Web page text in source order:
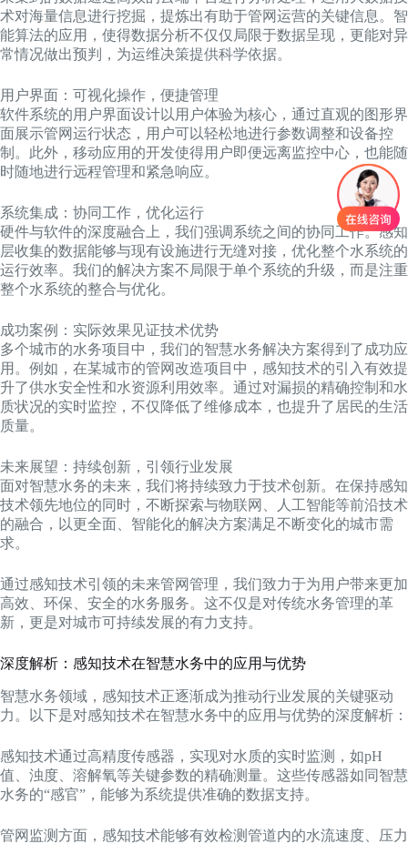
术对海量信息进行挖掘，提炼出有助于管网运营的关键信息。智
能算法的应用，使得数据分析不仅仅局限于数据呈现，更能对异
常情况做出预判，为运维决策提供科学依据。
用户界面：可视化操作，便捷管理
软件系统的用户界面设计以用户体验为核心，通过直观的图形界
面展示管网运行状态，用户可以轻松地进行参数调整和设备控
制。此外，移动应用的开发使得用户即便远离监控中心，也能随
时随地进行远程管理和紧急响应。
系统集成：协同工作，优化运行
硬件与软件的深度融合上，我们强调系统之间的协同工作。感知
层收集的数据能够与现有设施进行无缝对接，优化整个水系统的
运行效率。我们的解决方案不局限于单个系统的升级，而是注重
整个水系统的整合与优化。
成功案例：实际效果见证技术优势
多个城市的水务项目中，我们的智慧水务解决方案得到了成功应
用。例如，在某城市的管网改造项目中，感知技术的引入有效提
升了供水安全性和水资源利用效率。通过对漏损的精确控制和水
质状况的实时监控，不仅降低了维修成本，也提升了居民的生活
质量。
未来展望：持续创新，引领行业发展
面对智慧水务的未来，我们将持续致力于技术创新。在保持感知
技术领先地位的同时，不断探索与物联网、人工智能等前沿技术
的融合，以更全面、智能化的解决方案满足不断变化的城市需
求。
通过感知技术引领的未来管网管理，我们致力于为用户带来更加
高效、环保、安全的水务服务。这不仅是对传统水务管理的革
新，更是对城市可持续发展的有力支持。
深度解析：感知技术在智慧水务中的应用与优势
智慧水务领域，感知技术正逐渐成为推动行业发展的关键驱动
力。以下是对感知技术在智慧水务中的应用与优势的深度解析：
感知技术通过高精度传感器，实现对水质的实时监测，如pH
值、浊度、溶解氧等关键参数的精确测量。这些传感器如同智慧
水务的“感官”，能够为系统提供准确的数据支持。
管网监测方面，感知技术能够有效检测管道内的水流速度、压力